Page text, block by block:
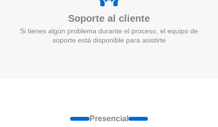
Soporte al cliente
Si tienes algún problema durante el proceso, el equipo de
soporte está disponible para asistirte
Presencial